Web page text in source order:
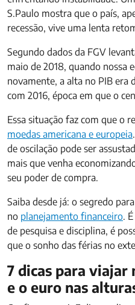
S.Paulo mostra que o país,
recessão, vive uma lenta
Segundo dados da FGV
maio de 2018, quando nossa
novamente, a alta no PIB era
com 2016, época em que o
Essa situação faz com que o
moedas americana e europeia
de oscilação pode ser
mais que venha
seu poder de compra.
Saiba desde já: o segredo
no planejamento financeiro.
de pesquisa e disciplina, é
que o sonho das férias no
7 dicas para viajar
e o euro nas